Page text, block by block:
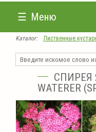
Меню
Каталог: Лиственные
СПИРЕЯ
WATERER